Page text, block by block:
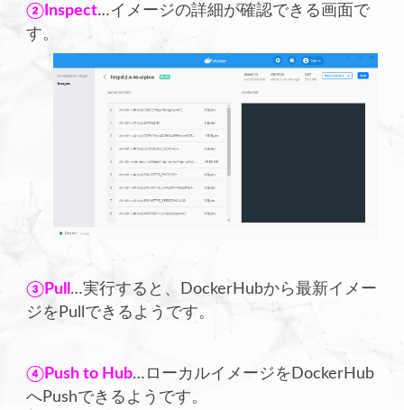
②Inspect…イメージの詳細が確認できる画面で
す。
③Pull …実行すると、DockerHubから最新イメー
ジをPullできるようです。
④Push to Hub…ローカルイメージをDockerHub
へPushできるようです。